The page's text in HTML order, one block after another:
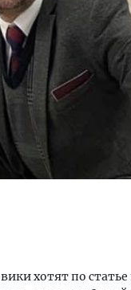
хотят по статье
Юрий
девелоперу
когда рынок